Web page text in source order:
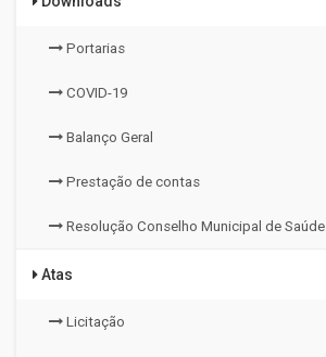
Portarias
COVID-19
Balanço Geral
Prestação de contas
Resolução Conselho Municipal de Saúde
Atas
Licitação